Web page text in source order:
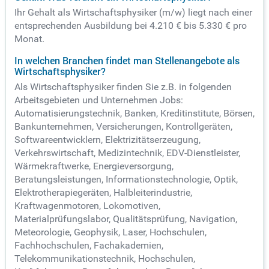
Ihr Gehalt als Wirtschaftsphysiker (m/w) liegt nach einer
entsprechenden Ausbildung bei 4.210 € bis 5.330 € pro
Monat.
In welchen Branchen findet man Stellenangebote als
Wirtschaftsphysiker?
Als Wirtschaftsphysiker finden Sie z.B. in folgenden
Arbeitsgebieten und Unternehmen Jobs:
Automatisierungstechnik, Banken, Kreditinstitute, Börsen,
Bankunternehmen, Versicherungen, Kontrollgeräten,
Softwareentwicklern, Elektrizitätserzeugung,
Verkehrswirtschaft, Medizintechnik, EDV-Dienstleister,
Wärmekraftwerke, Energieversorgung,
Beratungsleistungen, Informationstechnologie, Optik,
Elektrotherapiegeräten, Halbleiterindustrie,
Kraftwagenmotoren, Lokomotiven,
Materialprüfungslabor, Qualitätsprüfung, Navigation,
Meteorologie, Geophysik, Laser, Hochschulen,
Fachhochschulen, Fachakademien,
Telekommunikationstechnik, Hochschulen,